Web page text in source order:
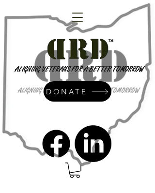
admin@dressrightdressinc.org
DONATE